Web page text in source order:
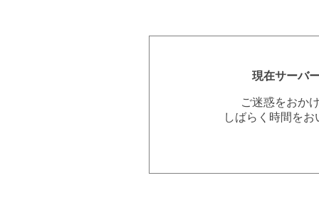
現在サーバ
ご迷惑をおか
しばらく時間を